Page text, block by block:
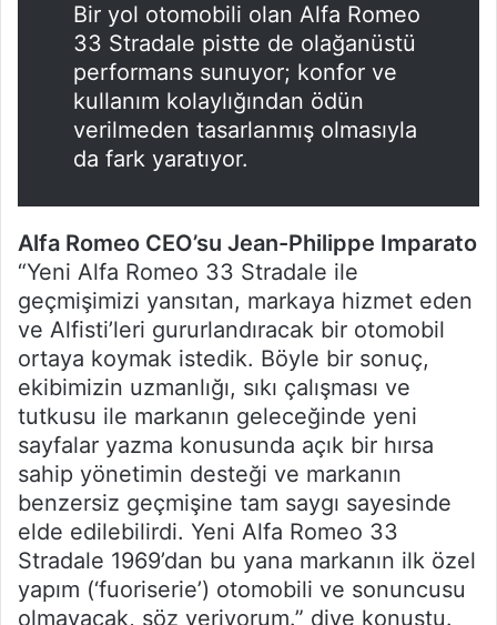
Bir yol otomobili olan Alfa Romeo
33 Stradale pistte de olağanüstü
performans sunuyor; konfor ve
kullanım kolaylığından ödün
verilmeden tasarlanmış olmasıyla
da fark yaratıyor.
Alfa Romeo CEO’su Jean-Philippe Imparato
“Yeni Alfa Romeo 33 Stradale ile
geçmişimizi yansıtan, markaya hizmet eden
ve Alfisti’leri gururlandıracak bir otomobil
ortaya koymak istedik. Böyle bir sonuç,
ekibimizin uzmanlığı, sıkı çalışması ve
tutkusu ile markanın geleceğinde yeni
sayfalar yazma konusunda açık bir hırsa
sahip yönetimin desteği ve markanın
benzersiz geçmişine tam saygı sayesinde
elde edilebilirdi. Yeni Alfa Romeo 33
Stradale 1969’dan bu yana markanın ilk özel
yapım (‘fuoriserie’) otomobili ve sonuncusu
olmayacak, söz veriyorum.” diye konuştu.